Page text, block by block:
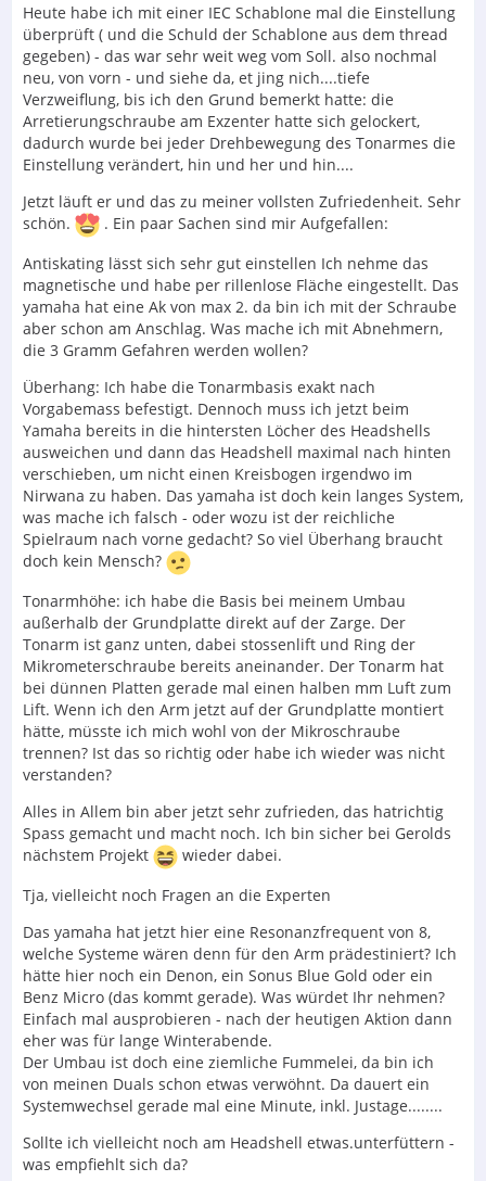
Heute habe ich mit einer IEC Schablone mal die Einstellung
überprüft ( und die Schuld der Schablone aus dem thread
gegeben) - das war sehr weit weg vom Soll. also nochmal
neu, von vorn - und siehe da, et jing nich....tiefe
Verzweiflung, bis ich den Grund bemerkt hatte: die
Arretierungschraube am Exzenter hatte sich gelockert,
dadurch wurde bei jeder Drehbewegung des Tonarmes die
Einstellung verändert, hin und her und hin....
Jetzt läuft er und das zu meiner vollsten Zufriedenheit. Sehr
schön.
. Ein paar Sachen sind mir Aufgefallen:
Antiskating lässt sich sehr gut einstellen Ich nehme das
magnetische und habe per rillenlose Fläche eingestellt. Das
yamaha hat eine Ak von max 2. da bin ich mit der Schraube
aber schon am Anschlag. Was mache ich mit Abnehmern,
die 3 Gramm Gefahren werden wollen?
Überhang: Ich habe die Tonarmbasis exakt nach
Vorgabemass befestigt. Dennoch muss ich jetzt beim
Yamaha bereits in die hintersten Löcher des Headshells
ausweichen und dann das Headshell maximal nach hinten
verschieben, um nicht einen Kreisbogen irgendwo im
Nirwana zu haben. Das yamaha ist doch kein langes System,
was mache ich falsch - oder wozu ist der reichliche
Spielraum nach vorne gedacht? So viel Überhang braucht
doch kein Mensch?
Tonarmhöhe: ich habe die Basis bei meinem Umbau
außerhalb der Grundplatte direkt auf der Zarge. Der
Tonarm ist ganz unten, dabei stossenlift und Ring der
Mikrometerschraube bereits aneinander. Der Tonarm hat
bei dünnen Platten gerade mal einen halben mm Luft zum
Lift. Wenn ich den Arm jetzt auf der Grundplatte montiert
hätte, müsste ich mich wohl von der Mikroschraube
trennen? Ist das so richtig oder habe ich wieder was nicht
verstanden?
Alles in Allem bin aber jetzt sehr zufrieden, das hatrichtig
Spass gemacht und macht noch. Ich bin sicher bei Gerolds
nächstem Projekt
wieder dabei.
Tja, vielleicht noch Fragen an die Experten
Das yamaha hat jetzt hier eine Resonanzfrequent von 8,
welche Systeme wären denn für den Arm prädestiniert? Ich
hätte hier noch ein Denon, ein Sonus Blue Gold oder ein
Benz Micro (das kommt gerade). Was würdet Ihr nehmen?
Einfach mal ausprobieren - nach der heutigen Aktion dann
eher was für lange Winterabende.
Der Umbau ist doch eine ziemliche Fummelei, da bin ich
von meinen Duals schon etwas verwöhnt. Da dauert ein
Systemwechsel gerade mal eine Minute, inkl. Justage........
Sollte ich vielleicht noch am Headshell etwas.unterfüttern -
was empfiehlt sich da?